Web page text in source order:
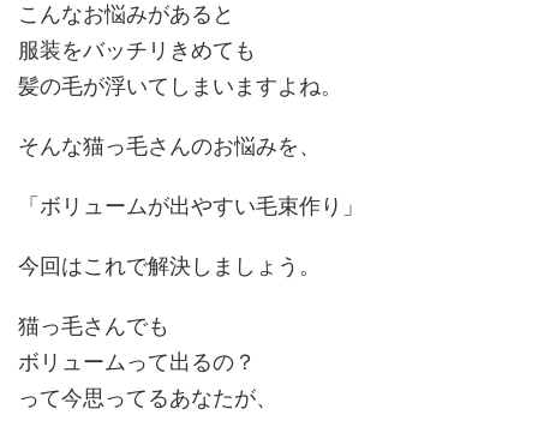
こんなお悩みがあると
服装をバッチリきめても
髪の毛が浮いてしまいますよね。
そんな猫っ毛さんのお悩みを、
「 ボリュームが出やすい毛束作り 」
今回はこれで解決しましょう。
猫っ毛さんでも
ボリュームって出るの？
って今思ってるあなたが、